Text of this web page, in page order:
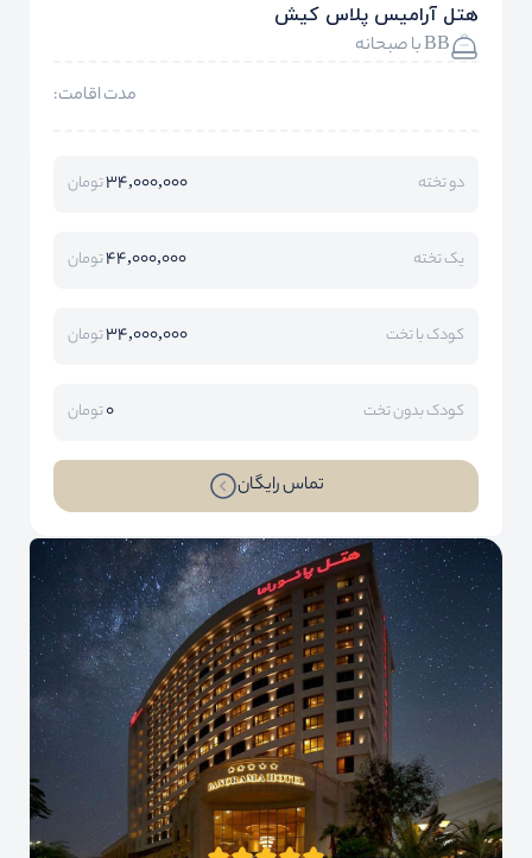
هتل آرامیس پلاس کیش
BB با صبحانه
مدت اقامت:
دو تخته 34,000,000تومان
یک تخته 44,000,000تومان
کودک با تخت 34,000,000تومان
کودک بدون تخت 0تومان
تماس رایگان